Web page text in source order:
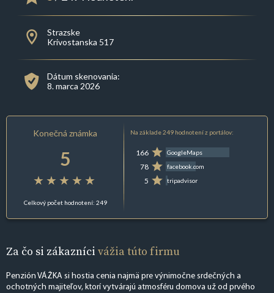
Strazske
Krivostanska 517
Dátum skenovania:
8. marca 2026
Konečná známka
5
Celkový počet hodnotení: 249
Na základe 249 hodnotení z portálov:
166 GoogleMaps
78 facebook.com
5 tripadvisor
Za čo si zákazníci vážia túto firmu
Penzión VÁŽKA si hostia cenia najmä pre výnimočne srdečných a
ochotných majiteľov, ktorí vytvárajú atmosféru domova už od prvého